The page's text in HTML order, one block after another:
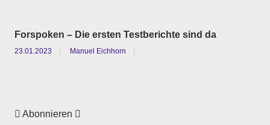
Forspoken – Die ersten Testberichte sind da
23.01.2023 Manuel Eichhorn
Abonnieren